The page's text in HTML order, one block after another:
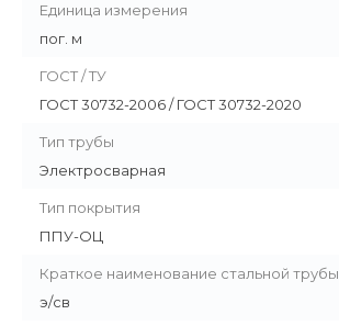
Единица измерения
пог. м
ГОСТ / ТУ
ГОСТ 30732-2006 / ГОСТ 30732-2020
Тип трубы
Электросварная
Тип покрытия
ППУ-ОЦ
Краткое наименование стальной трубы
э/св